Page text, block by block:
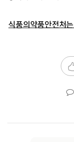
식품의약품안전처